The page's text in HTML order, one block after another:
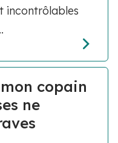
incontrôlables
copain
ne